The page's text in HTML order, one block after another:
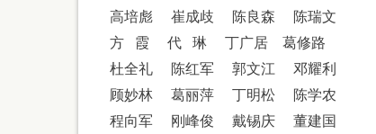
高培彪
崔成歧 陈良森
陈瑞文
方
霞 代 琳 丁广居
葛修路
杜全礼
陈红军 郭文江
邓耀利
顾妙林
葛丽萍 丁明松
陈学农
程向军
刚峰俊 戴锡庆
董建国